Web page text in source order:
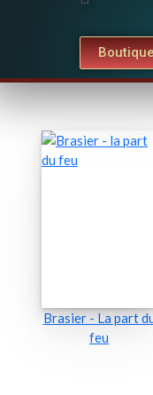
Brasier - La part
feu